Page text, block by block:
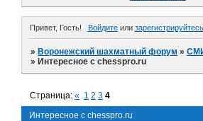
Привет, Гость! Войдитеили зарегистрируйтесь
»Воронежский шахматный форум »
»Интересное с chesspro.ru
Интересное с chesspro.ru
Страница:« 1 2 3 4